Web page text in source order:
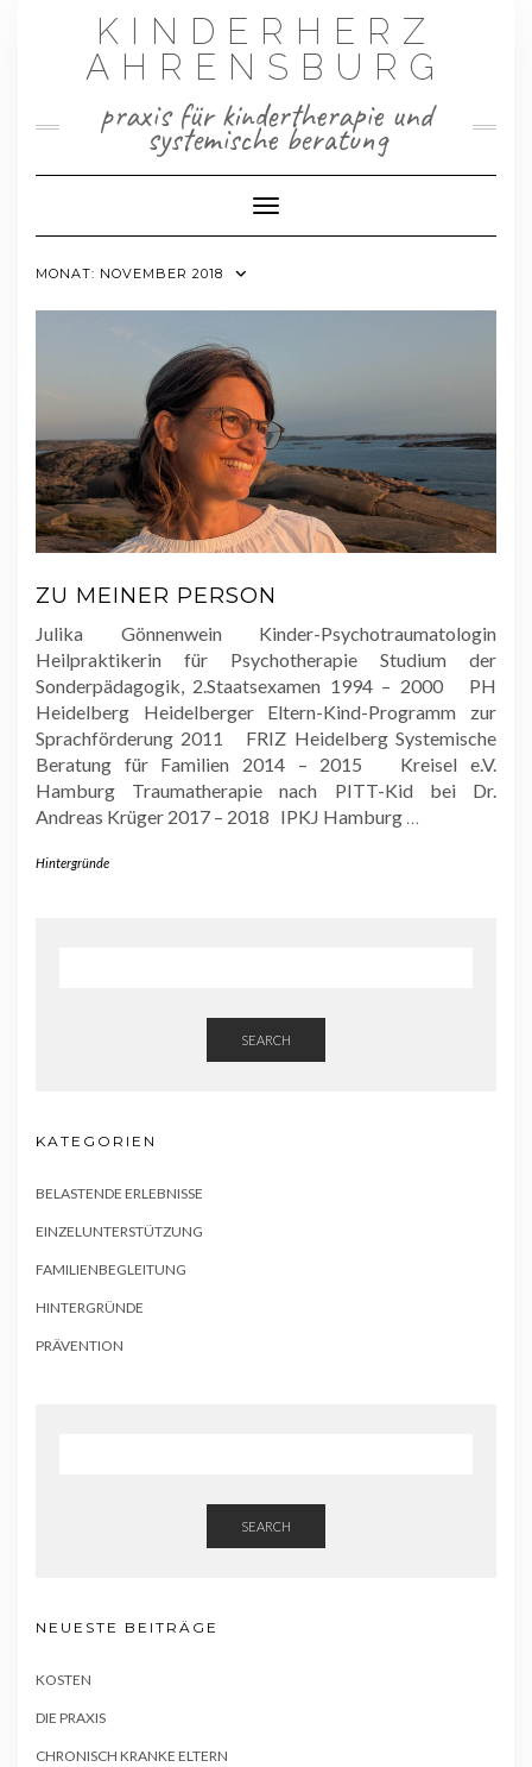
KINDERHERZ
AHRENSBURG
praxis für kindertherapie und
systemische beratung
Toggle Navigation
MONAT: NOVEMBER 2018
ZU MEINER PERSON
Julika Gönnenwein Kinder-Psychotraumatologin
Heilpraktikerin für Psychotherapie Studium der
Sonderpädagogik, 2.Staatsexamen 1994 – 2000 PH
Heidelberg Heidelberger Eltern-Kind-Programm zur
Sprachförderung 2011 FRIZ Heidelberg Systemische
Beratung für Familien 2014 – 2015 Kreisel e.V.
Hamburg Traumatherapie nach PITT-Kid bei Dr.
Andreas Krüger 2017 – 2018 IPKJ Hamburg …
Hintergründe
SEARCH
KATEGORIEN
BELASTENDE ERLEBNISSE
EINZELUNTERSTÜTZUNG
FAMILIENBEGLEITUNG
HINTERGRÜNDE
PRÄVENTION
SEARCH
NEUESTE BEITRÄGE
KOSTEN
DIE PRAXIS
CHRONISCH KRANKE ELTERN